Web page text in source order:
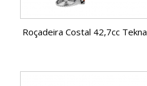
Roçadeira Costal 42,7cc Tekna